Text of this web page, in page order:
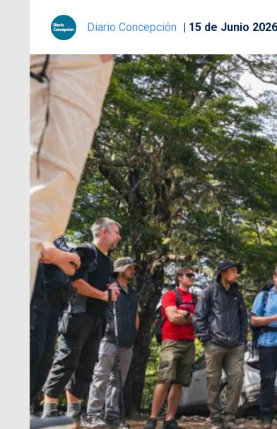
Diario Concepción 15 de Junio 2026